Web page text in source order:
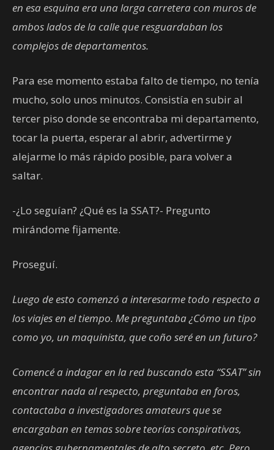
en esa esquina era una larga carretera con muros de
ambos lados de la calle que resguardaban los
complejos de departamentos.
Para ese momento estaba falto de tiempo, no tenía
mucho, solo unos minutos. Consistía en subir al
tercer piso donde se encontraba mi departamento,
tocar la puerta, esperar al abrir, advertirme y
alejarme lo más rápido posible, para volver a
saltar.
-¿Lo seguían? ¿Qué es la SSAT?- Pregunto
mirándome fijamente.
Proseguí.
Luego de esto comenzó a interesarme todo respecto a
los viajes en el tiempo. Me preguntaba ¿Cómo un tipo
como yo, un maquinista, que coño seré en un futuro?
Comencé a indagar en la red buscando esta “SSAT” sin
encontrar nada al respecto, preguntaba en foros,
contactaba a investigadores amateurs que se
encargaban en temas sobre teorías conspirativas,